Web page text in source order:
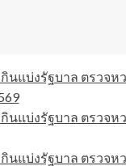
นแบ่งรัฐบาล ตรวจห
นแบ่งรัฐบาล ตรวจห
นแบ่งรัฐบาล ตรวจห